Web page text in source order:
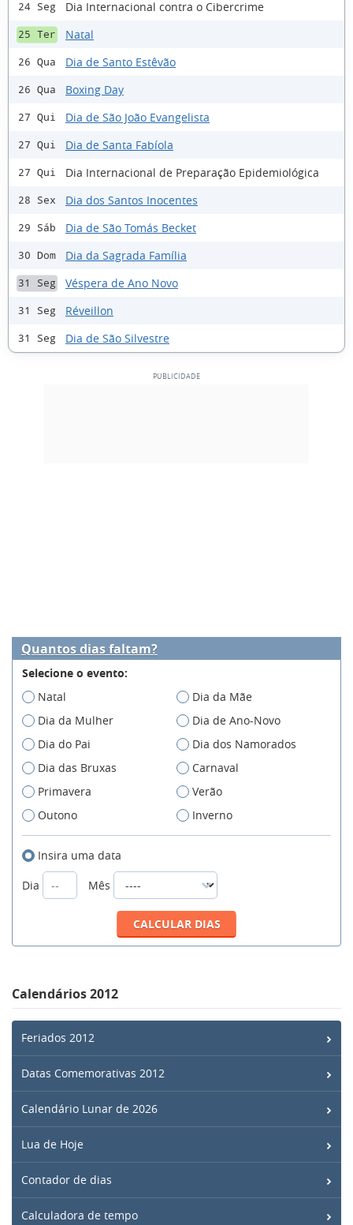
24 Seg Dia Internacional contra o Cibercrime
25 Ter Natal
26 Qua Dia de Santo Estêvão
26 Qua Boxing Day
27 Qui Dia de São João Evangelista
27 Qui Dia de Santa Fabíola
27 Qui Dia Internacional de Preparação Epidemiológica
28 Sex Dia dos Santos Inocentes
29 Sáb Dia de São Tomás Becket
30 Dom Dia da Sagrada Família
31 Seg Véspera de Ano Novo
31 Seg Réveillon
31 Seg Dia de São Silvestre
Quantos dias faltam?
Selecione o evento:
Natal
Dia da Mãe
Dia da Mulher
Dia de Ano-Novo
Dia do Pai
Dia dos Namorados
Dia das Bruxas
Carnaval
Primavera
Verão
Outono
Inverno
Insira uma data
Dia
Mês
Calendários 2012
Feriados 2012
Datas Comemorativas 2012
Calendário Lunar de 2026
Lua de Hoje
Contador de dias
Calculadora de tempo